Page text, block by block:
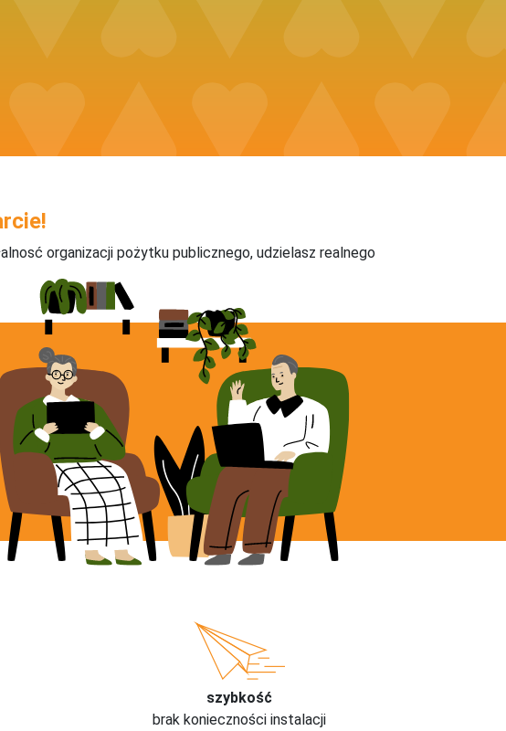
organizacji pożytku publicznego, udzielasz realnego
szybkość
brak konieczności instalacji